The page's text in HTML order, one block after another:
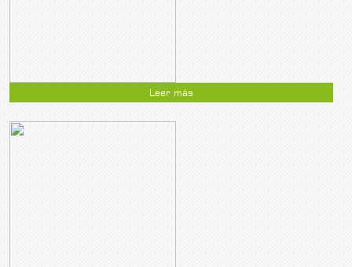
Leer más